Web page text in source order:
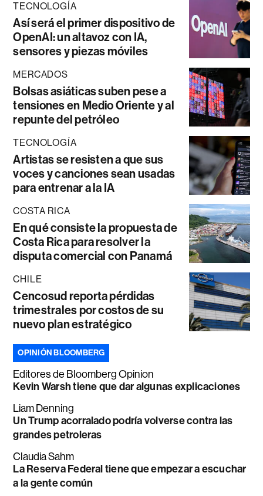
TECNOLOGÍA
Así será el primer dispositivo de
OpenAI: un altavoz con IA,
sensores y piezas móviles
MERCADOS
Bolsas asiáticas suben pese a
tensiones en Medio Oriente y al
repunte del petróleo
TECNOLOGÍA
Artistas se resisten a que sus
voces y canciones sean usadas
para entrenar a la IA
COSTA RICA
En qué consiste la propuesta de
Costa Rica para resolver la
disputa comercial con Panamá
CHILE
Cencosud reporta pérdidas
trimestrales por costos de su
nuevo plan estratégico
OPINIÓN BLOOMBERG
Editores de Bloomberg Opinion
Kevin Warsh tiene que dar algunas explicaciones
Liam Denning
Un Trump acorralado podría volverse contra las
grandes petroleras
Claudia Sahm
La Reserva Federal tiene que empezar a escuchar
a la gente común